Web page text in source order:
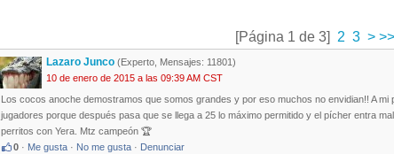
[Página 1 de 3] 2 3 > >>
Lazaro Junco (Experto, Mensajes: 11801)
10 de enero de 2015 a las 09:39 AM CST
Los cocos anoche demostramos que somos grandes y por eso muchos no envidian!! A
jugadores porque después pasa que se llega a 25 lo máximo permitido y el pícher entra
perritos con Yera. Mtz campeón 🏆
0 · Me gusta · No me gusta · Denunciar